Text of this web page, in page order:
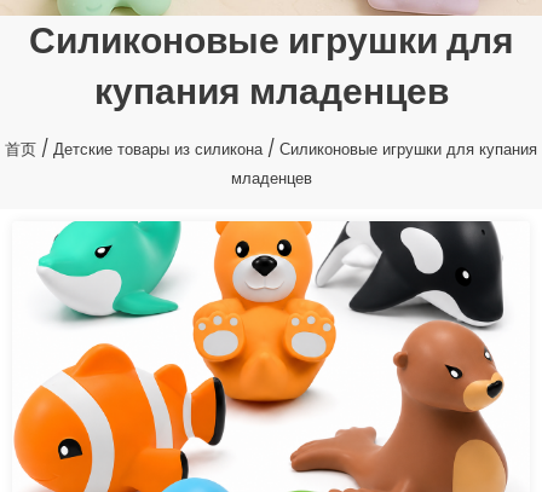
Силиконовые игрушки для
купания младенцев
首页 / Детские товары из силикона/ Силиконовые игрушки для купания
младенцев